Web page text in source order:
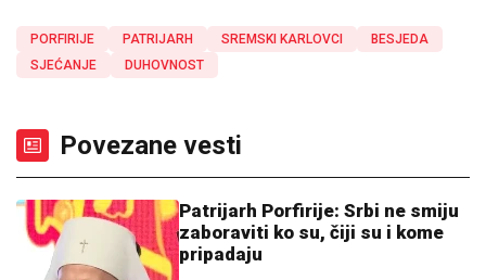
PORFIRIJE PATRIJARH SREMSKI KARLOVCI
BESJEDA
SJEĆANJE
DUHOVNOST
Povezane vesti
Patrijarh Porfirije: Srbi ne smiju
zaboraviti ko su, čiji su i kome
pripadaju